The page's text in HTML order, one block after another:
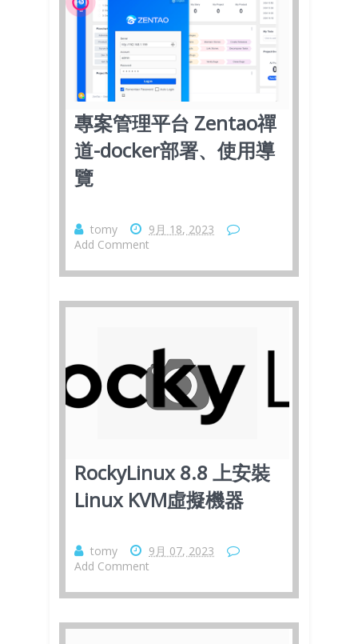
專案管理平台 Zentao禪
道-docker部署、使用導
覽
tomy
9月 18, 2023
Add Comment
RockyLinux 8.8 上安裝
Linux KVM虛擬機器
tomy
9月 07, 2023
Add Comment